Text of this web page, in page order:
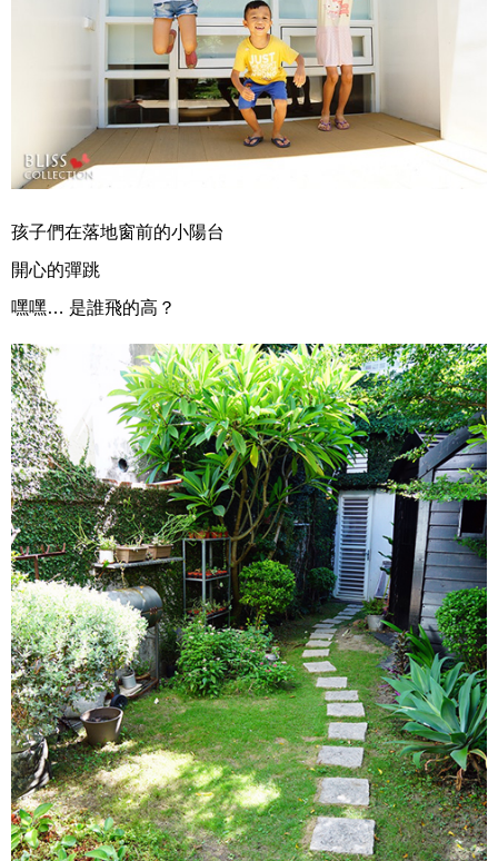
孩子們在落地窗前的小陽台
開心的彈跳
嘿嘿… 是誰飛的高？